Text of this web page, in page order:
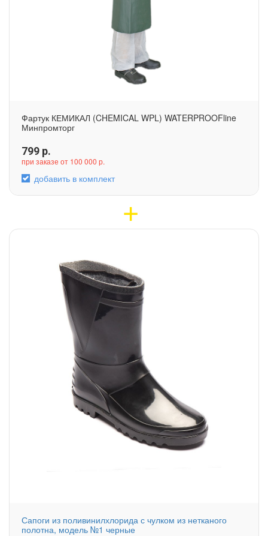
Фартук КЕМИКАЛ (CHEMICAL WPL) WATERPROOFline
Минпромторг
799 р.
при заказе от 100 000 р.
добавить в комплект
Сапоги из поливинилхлорида с чулком из нетканого
полотна, модель №1 черные